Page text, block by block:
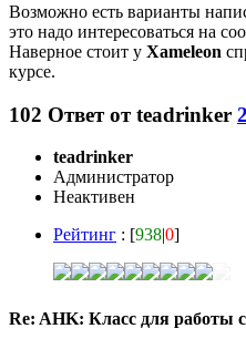
Возможно есть варианты
это надо интересоваться на
Наверное стоит у Xameleon
курсе.
102 Ответ отteadrinker
teadrinker
Администратор
Неактивен
Рейтинг : [938|0]
Re: AHK: Класс для работы